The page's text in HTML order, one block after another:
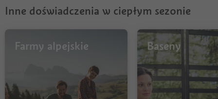
10
12
Inne doświadczenia w ciepłym sezonie
Farmy alpejskie Baseny